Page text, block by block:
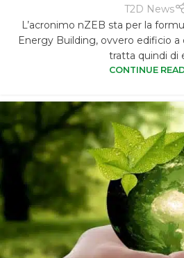
T2D News
L’acronimo nZEB sta per la
Energy Building, ovvero edificio a
tratta quindi di
CONTINUE